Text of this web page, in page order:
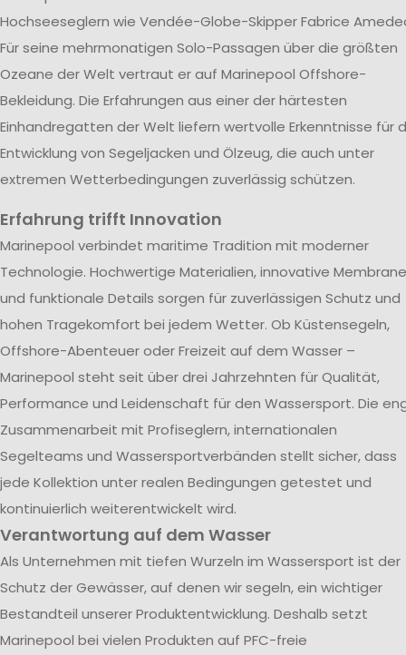
Hochseeseglern wie Vendée-Globe-Skipper Fabrice
Für seine mehrmonatigen Solo-Passagen über die größten
Ozeane der Welt vertraut er auf Marinepool Offshore-
Bekleidung. Die Erfahrungen aus einer der härtesten
Einhandregatten der Welt liefern wertvolle Erkenntnisse für
Entwicklung von Segeljacken und Ölzeug, die auch unter
extremen Wetterbedingungen zuverlässig schützen.
Erfahrung trifft Innovation
Marinepool verbindet maritime Tradition mit moderner
Technologie. Hochwertige Materialien, innovative
und funktionale Details sorgen für zuverlässigen Schutz und
hohen Tragekomfort bei jedem Wetter. Ob Küstensegeln,
Offshore-Abenteuer oder Freizeit auf dem Wasser –
Marinepool steht seit über drei Jahrzehnten für Qualität,
Performance und Leidenschaft für den Wassersport. Die
Zusammenarbeit mit Profiseglern, internationalen
Segelteams und Wassersportverbänden stellt sicher, dass
jede Kollektion unter realen Bedingungen getestet und
kontinuierlich weiterentwickelt wird.
Verantwortung auf dem Wasser
Als Unternehmen mit tiefen Wurzeln im Wassersport ist der
Schutz der Gewässer, auf denen wir segeln, ein wichtiger
Bestandteil unserer Produktentwicklung. Deshalb setzt
Marinepool bei vielen Produkten auf PFC-freie